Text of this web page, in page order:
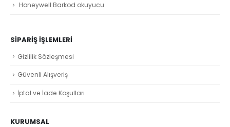
Honeywell Barkod okuyucu
SIPARIŞ İŞLEMLERI
Gizlilik Sözleşmesi
Güvenli Alışveriş
İptal ve İade Koşulları
KURUMSAL